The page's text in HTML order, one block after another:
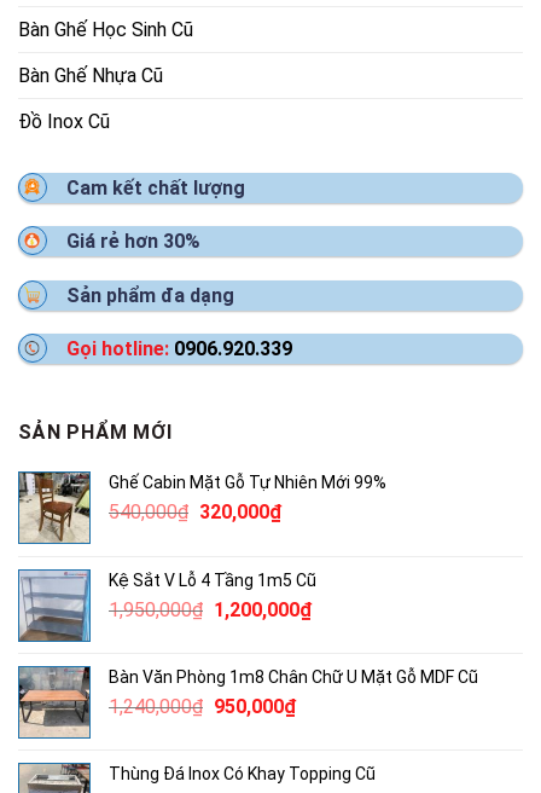
Bàn Ghế Học Sinh Cũ
Bàn Ghế Nhựa Cũ
Đồ Inox Cũ
Cam kết chất lượng
Giá rẻ hơn 30%
Sản phẩm đa dạng
Gọi hotline: 0906.920.339
SẢN PHẨM MỚI
Ghế Cabin Mặt Gỗ Tự Nhiên Mới 99%
540,000₫ Giá
540,000₫.
320,000₫Giá
là:
320,000₫.
Kệ Sắt V Lỗ 4 Tầng 1m5 Cũ
1,950,000₫ Giá
1,950,000₫.
1,200,000₫Giá
là:
Bàn Văn Phòng 1m8 Chân Chữ U Mặt Gỗ MDF Cũ
1,240,000₫ Giá
1,240,000₫.
950,000₫Giá
là:
Thùng Đá Inox Có Khay Topping Cũ